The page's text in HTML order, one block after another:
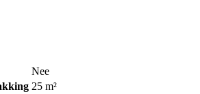
Nee
25 m²